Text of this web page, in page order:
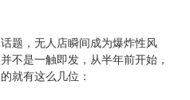
题，无人店瞬间成为爆炸性风
不是一触即发，从半年前开始，
就有这么几位：